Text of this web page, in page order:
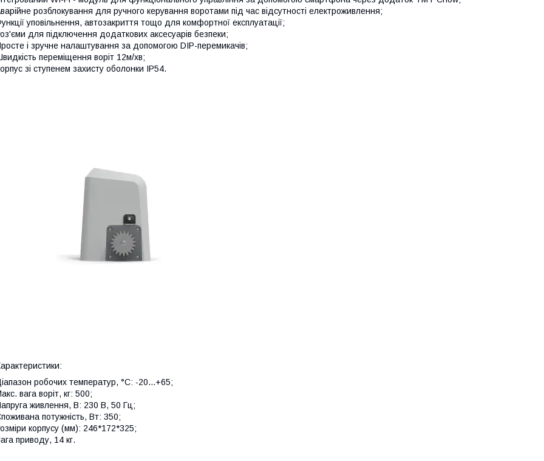
розблокування для ручного керування воротами під час відсутності електроживлення;
уповільнення, автозакриття тощо для комфортної експлуатації;
для підключення додаткових аксесуарів безпеки;
і зручне налаштування за допомогою DIP-перемикачів;
переміщення воріт 12м/хв;
зі ступенем захисту оболонки IP54.
робочих температур, °C: -20...+65;
вага воріт, кг: 500;
живлення, В: 230 В, 50 Гц;
потужність, Вт: 350;
корпусу (мм): 246*172*325;
приводу, 14 кг.